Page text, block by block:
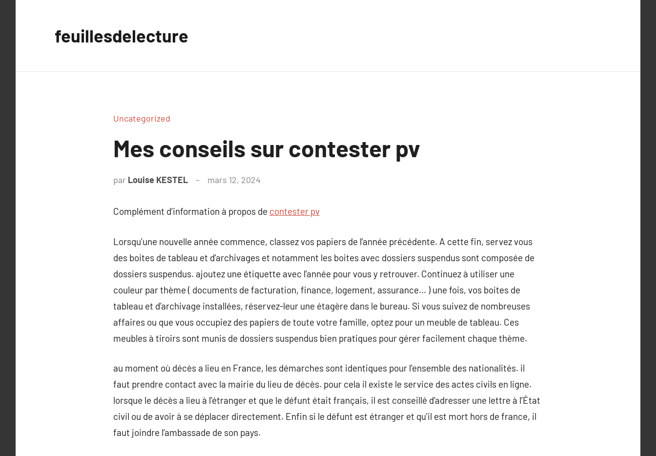
feuillesdelecture
Uncategorized
Mes conseils sur contester pv
par Louise KESTEL mars 12, 2024
Complément d’information à propos de contester pv
Lorsqu’une nouvelle année commence, classez vos papiers de l’année précédente. A cette fin, servez vous
des boites de tableau et d’archivages et notamment les boites avec dossiers suspendus sont composée de
dossiers suspendus. ajoutez une étiquette avec l’année pour vous y retrouver. Continuez à utiliser une
couleur par thème ( documents de facturation, finance, logement, assurance… ) une fois, vos boites de
tableau et d’archivage installées, réservez-leur une étagère dans le bureau. Si vous suivez de nombreuses
affaires ou que vous occupiez des papiers de toute votre famille, optez pour un meuble de tableau. Ces
meubles à tiroirs sont munis de dossiers suspendus bien pratiques pour gérer facilement chaque thème.
au moment où décès a lieu en France, les démarches sont identiques pour l’ensemble des nationalités. il
faut prendre contact avec la mairie du lieu de décès. pour cela il existe le service des actes civils en ligne.
lorsque le décès a lieu à l’étranger et que le défunt était français, il est conseillé d’adresser une lettre à l’État
civil ou de avoir à se déplacer directement. Enfin si le défunt est étranger et qu’il est mort hors de france, il
faut joindre l’ambassade de son pays.